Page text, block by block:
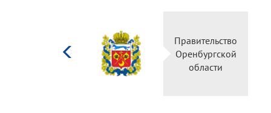
Правительство
Оренбургской
области